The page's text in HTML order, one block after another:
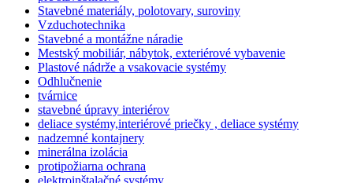
Stavebné materiály, polotovary, suroviny
Vzduchotechnika
Stavebné a montážne náradie
Mestský mobiliár, nábytok, exteriérové vybavenie
Plastové nádrže a vsakovacie systémy
Odhlučnenie
tvárnice
stavebné úpravy interiérov
deliace systémy,interiérové priečky , deliace systémy
nadzemné kontajnery
minerálna izolácia
protipožiarna ochrana
elektroinštalačné systémy